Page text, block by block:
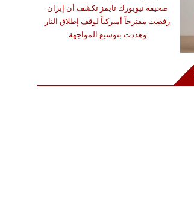
صحيفة نيويورك تايمز تكشف أن إيران
رفضت مقترحاً أميركياً لوقف إطلاق النار
وهددت بتوسيع المواجهة